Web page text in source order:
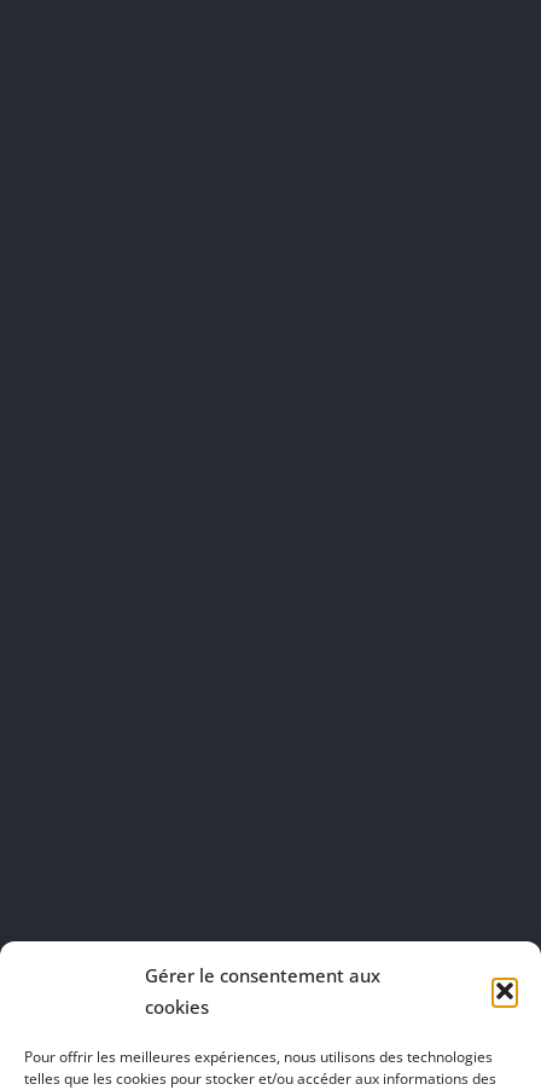
Gérer le consentement aux
cookies
Pour offrir les meilleures expériences, nous utilisons des technologies
telles que les cookies pour stocker et/ou accéder aux informations des